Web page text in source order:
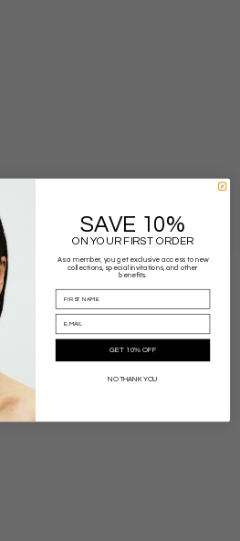
HALF MOON SAVE 10%
ON YOUR FIRST ORDER
As a member, you get exclusive access to new
collections, special invitations, and other
benefits.
GET 10% OFF
NO THANK YOU